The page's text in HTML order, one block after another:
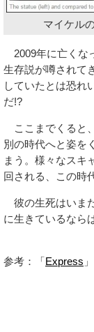
マイケル
2009年に亡くな
生存説が噂されて
していたとは恐れ
だ!?
ここまでくると
別の時代へと姿を
まう。様々なスキ
回される、この時
彼の生死はいま
に生きているなら
参考：「Express